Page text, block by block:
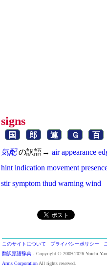
signs
国 郎 連 Ｇ 百
気配の訳語→ air appearance
hint indication movement
stir symptom thud warning wind
このサイトについて プライバシーポリシー
翻訳類語辞典 ．Copyright © 2009-2026 Yoichi
Arms Corporation All rights reserved.